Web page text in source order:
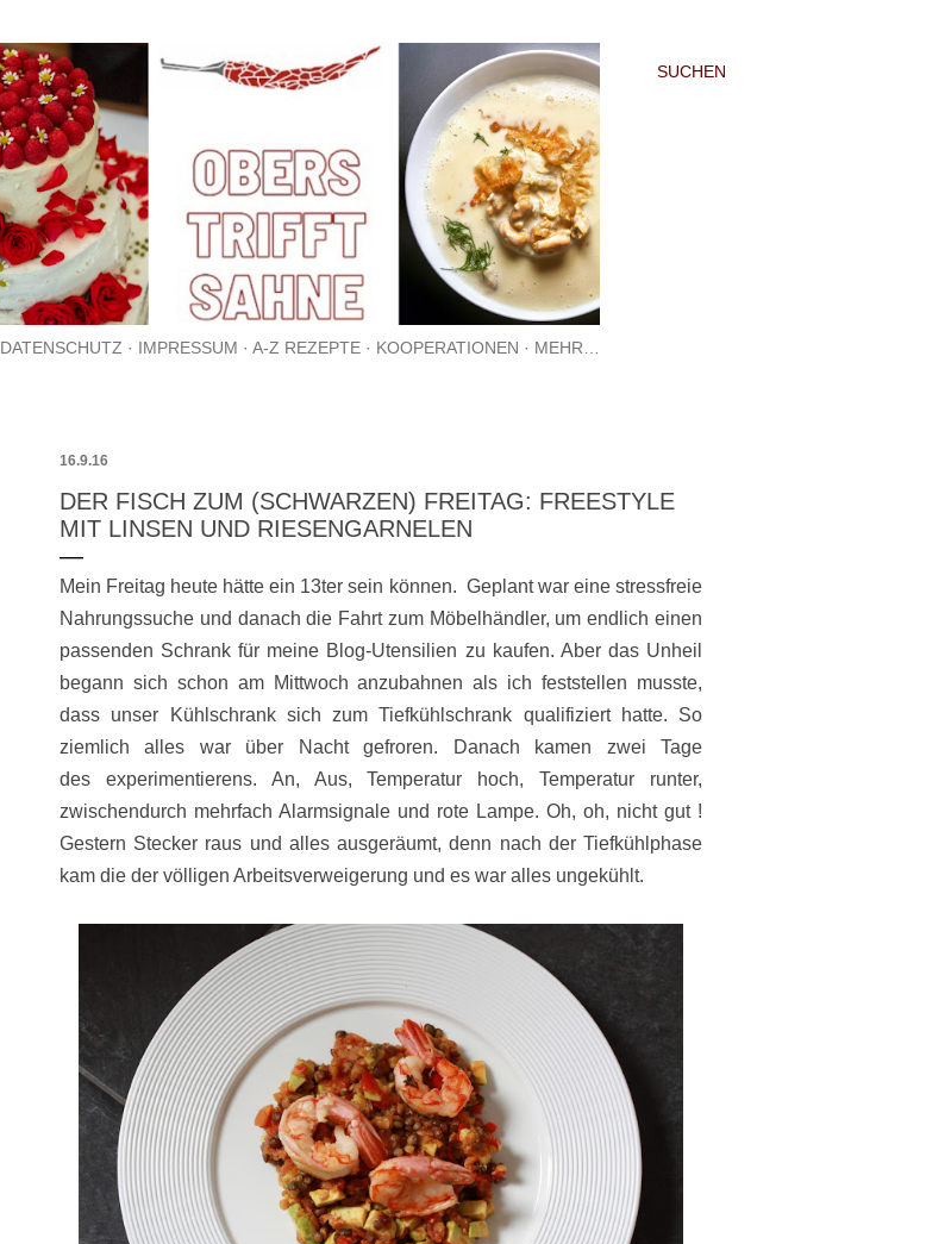
SUCHEN
DATENSCHUTZ IMPRESSUM A-Z REZEPTE KOOPERATIONEN MEHR…
16.9.16
DER FISCH ZUM (SCHWARZEN) FREITAG: FREESTYLE
MIT LINSEN UND RIESENGARNELEN
Mein Freitag heute hätte ein 13ter sein können. Geplant war eine stressfreie
Nahrungssuche und danach die Fahrt zum Möbelhändler, um endlich einen
passenden Schrank für meine Blog-Utensilien zu kaufen. Aber das Unheil
begann sich schon am Mittwoch anzubahnen als ich feststellen musste,
dass unser Kühlschrank sich zum Tiefkühlschrank qualifiziert hatte. So
ziemlich alles war über Nacht gefroren. Danach kamen zwei Tage
des experimentierens. An, Aus, Temperatur hoch, Temperatur runter,
zwischendurch mehrfach Alarmsignale und rote Lampe. Oh, oh, nicht gut !
Gestern Stecker raus und alles ausgeräumt, denn nach der Tiefkühlphase
kam die der völligen Arbeitsverweigerung und es war alles ungekühlt.